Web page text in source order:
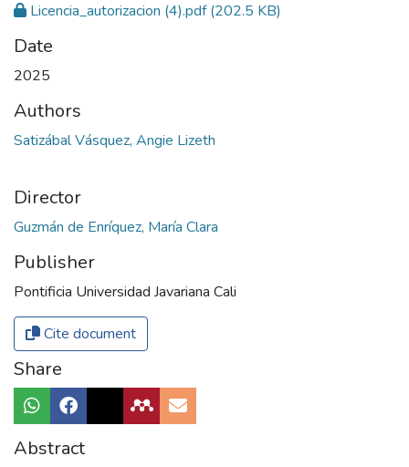
Licencia_autorizacion (4).pdf(202.5 KB)
Date
2025
Authors
Satizábal Vásquez, Angie Lizeth
Director
Guzmán de Enríquez, María Clara
Publisher
Pontificia Universidad Javariana Cali
Cite document
Share
Abstract